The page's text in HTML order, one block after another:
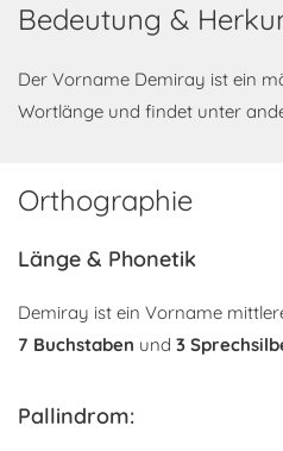
Bedeutung &
Der Vorname Demiray ist ein
Wortlänge und findet unter
Orthographie
Länge & Phonetik
Demiray ist ein Vorname
7 Buchstaben und 3
Pallindrom: